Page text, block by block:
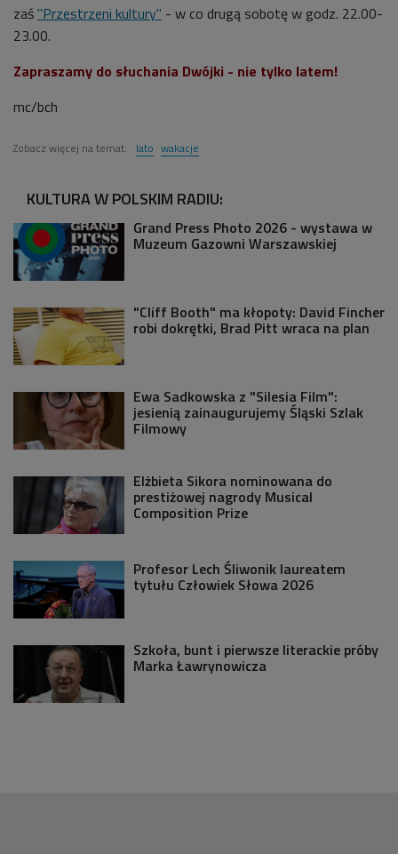
zaś"Przestrzeni kultury" - w co drugą sobotę w godz. 22.00-
23.00.
Zapraszamy do słuchania Dwójki - nie tylko latem!
mc/bch
Zobacz więcej na temat: lato wakacje
KULTURA W POLSKIM RADIU:
Grand Press Photo 2026 - wystawa w
Muzeum Gazowni Warszawskiej
"Cliff Booth" ma kłopoty: David Fincher
robi dokrętki, Brad Pitt wraca na plan
Ewa Sadkowska z "Silesia Film":
jesienią zainaugurujemy Śląski Szlak
Filmowy
Elżbieta Sikora nominowana do
prestiżowej nagrody Musical
Composition Prize
Profesor Lech Śliwonik laureatem
tytułu Człowiek Słowa 2026
Szkoła, bunt i pierwsze literackie próby
Marka Ławrynowicza